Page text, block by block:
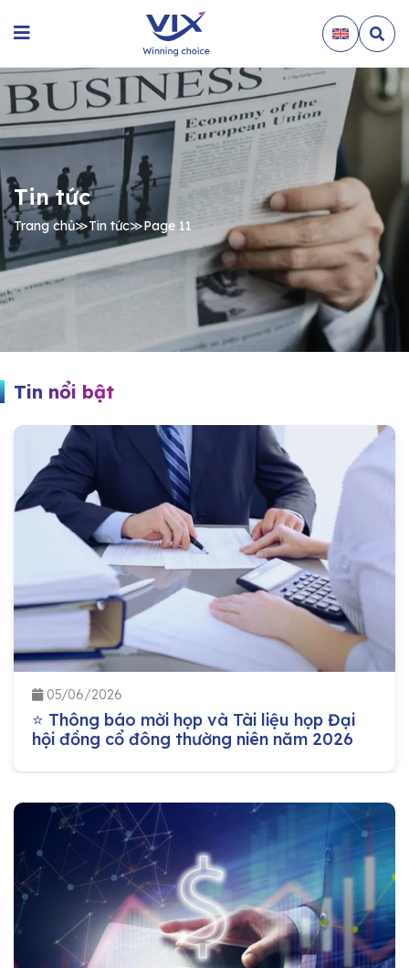
Tin tức
Trang chủ≫Tin tức≫Page 11
Tin nổi bật
05/06/2026
⭐ Thông báo mời họp và Tài liệu họp Đại
hội đồng cổ đông thường niên năm 2026